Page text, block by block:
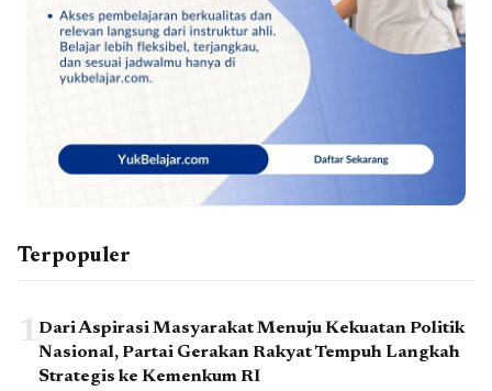
Terpopuler
1 Dari Aspirasi Masyarakat Menuju Kekuatan Politik
Nasional, Partai Gerakan Rakyat Tempuh Langkah
Strategis ke Kemenkum RI